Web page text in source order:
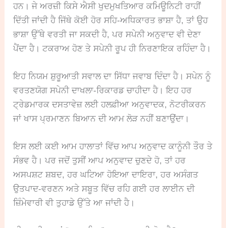
ਹਨ। ਜੇ ਅਰਜ਼ੀ ਕਿਸੇ ਐਸੀ ਖੁਦਮੁਖਤਿਆਰ ਕਮਿਊਨਿਟੀ ਰਾਹੀਂ
ਦਿੱਤੀ ਜਾਂਦੀ ਹੈ ਜਿੱਥੇ ਕੋਈ ਹੋਰ ਸਹਿ-ਅਧਿਕਾਰਤ ਭਾਸ਼ਾ ਹੈ, ਤਾਂ ਉਹ
ਭਾਸ਼ਾ ਉੱਥੇ ਵਰਤੀ ਜਾ ਸਕਦੀ ਹੈ, ਪਰ ਸਪੇਨੀ ਅਨੁਵਾਦ ਵੀ ਦੇਣਾ
ਪੈਂਦਾ ਹੈ। ਟਕਰਾਅ ਹੋਣ ਤੇ ਸਪੇਨੀ ਰੂਪ ਹੀ ਨਿਰਣਾਇਕ ਰਹਿੰਦਾ ਹੈ।
ਇਹ ਨਿਯਮ ਸ਼ੁਰੂਆਤੀ ਸਵਾਲ ਦਾ ਸਿੱਧਾ ਜਵਾਬ ਦਿੰਦਾ ਹੈ। ਸਪੇਨ ਨੂੰ
ਵਰਤਣਯੋਗ ਸਪੇਨੀ ਦਾਖਲਾ-ਰਿਕਾਰਡ ਚਾਹੀਦਾ ਹੈ। ਇਹ ਹਰ
ਟ੍ਰੇਡਮਾਰਕ ਦਸਤਾਵੇਜ਼ ਲਈ ਹਲਫ਼ੀਆ ਅਨੁਵਾਦਕ, ਨੋਟਰੀਕਰਨ
ਜਾਂ ਖਾਸ ਪ੍ਰਮਾਣਨ ਬਿਆਨ ਦੀ ਆਮ ਲੋੜ ਨਹੀਂ ਬਣਾਉਂਦਾ।
ਇਸ ਲਈ ਕਈ ਆਮ ਹਾਲਾਤਾਂ ਵਿੱਚ ਆਪ ਅਨੁਵਾਦ ਕਾਨੂੰਨੀ ਤੌਰ ਤੇ
ਸੰਭਵ ਹੈ। ਪਰ ਜਦੋਂ ਤੁਸੀਂ ਆਪ ਅਨੁਵਾਦ ਚੁਣਦੇ ਹੋ, ਤਾਂ ਹਰ
ਅਸਪਸ਼ਟ ਸ਼ਬਦ, ਹਰ ਘਟਿਆ ਹੋਇਆ ਦਾਇਰਾ, ਹਰ ਅਸੰਗਤ
ਉਤਪਾਦ-ਵਰਣਨ ਅਤੇ ਸਬੂਤ ਵਿੱਚ ਰਹਿ ਗਈ ਹਰ ਲਾਈਨ ਦੀ
ਜ਼ਿੰਮੇਵਾਰੀ ਵੀ ਤੁਹਾਡੇ ਉੱਤੇ ਆ ਜਾਂਦੀ ਹੈ।